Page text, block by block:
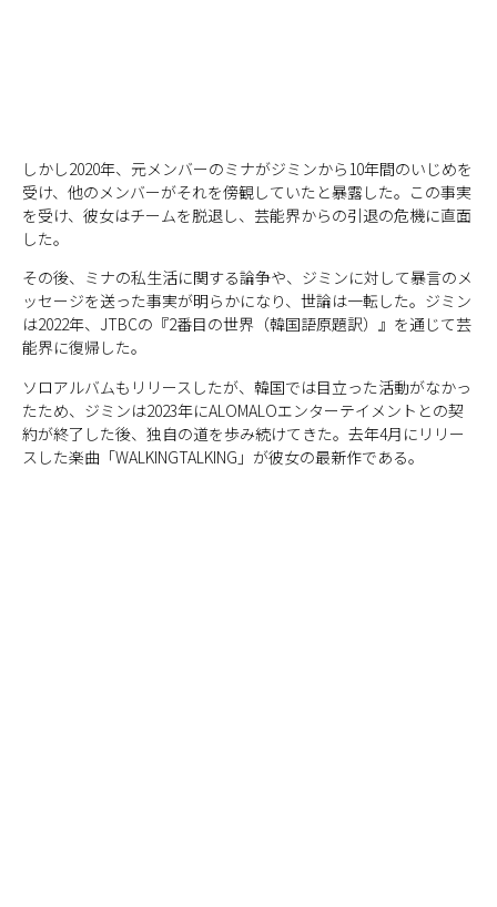
しかし2020年、元メンバーのミナがジミンから10年間のいじめを
受け、他のメンバーがそれを傍観していたと暴露した。この事実
を受け、彼女はチームを脱退し、芸能界からの引退の危機に直面
した。
その後、ミナの私生活に関する論争や、ジミンに対して暴言のメ
ッセージを送った事実が明らかになり、世論は一転した。ジミン
は2022年、JTBCの『2番目の世界（韓国語原題訳）』を通じて芸
能界に復帰した。
ソロアルバムもリリースしたが、韓国では目立った活動がなかっ
たため、ジミンは2023年にALOMALOエンターテイメントとの契
約が終了した後、独自の道を歩み続けてきた。去年4月にリリー
スした楽曲「WALKINGTALKING」が彼女の最新作である。